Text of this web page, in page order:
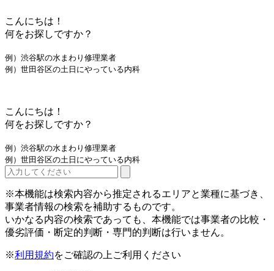
こんにちは！
何をお探しですか？
例）渋谷駅の水まわり修理業者
例）世田谷区の土日にやっている内科
こんにちは！
何をお探しですか？
例）渋谷駅の水まわり修理業者
例）世田谷区の土日にやっている内科
※本機能は検索内容から推定されるエリアと業種に基づき、
事業者情報の検索を補助するものです。
いかなる内容の検索であっても、本機能では事業者の比較・
優劣評価・断定的判断・専門的判断は行いません。
※利用規約をご確認の上ご利用ください